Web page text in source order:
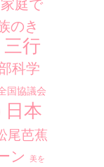
家庭で
のき
行
科学
国協議会
日本
尾芭蕉
ン 美を